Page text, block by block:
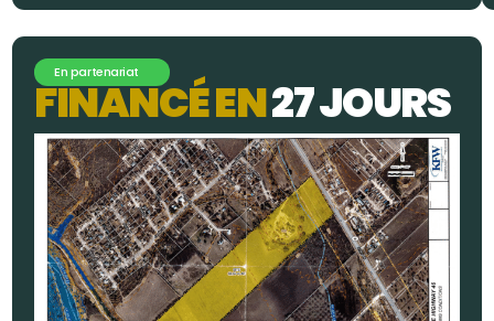
En partenariat
FINANCÉEN27JOURS